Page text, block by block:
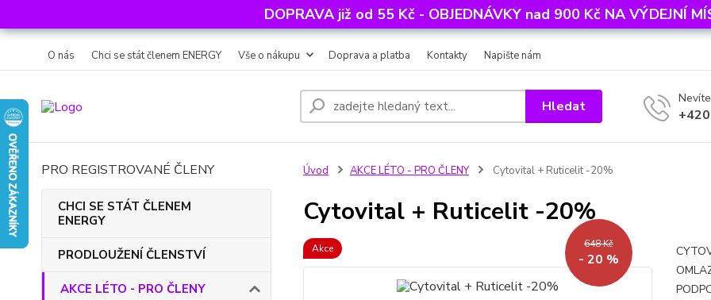
DOPRAVA již od 55 Kč - OBJEDNÁVKY nad 900 Kč NA VÝDEJNÍ
O nás Chci se stát členem ENERGY Vše o nákupu Doprava a platba Kontakty Napište nám
Hledat
PRO REGISTROVANÉ ČLENY
CHCI SE STÁT ČLENEM
ENERGY
PRODLOUŽENÍ ČLENSTVÍ
AKCE LÉTO - PRO ČLENY
Úvod AKCE LÉTO - PRO ČLENY Cytovital + Ruticelit -20%
Cytovital + Ruticelit -20%
Akce 648 Kč
- 20 %